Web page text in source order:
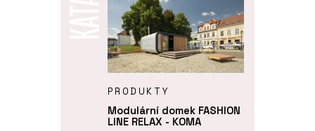
PRODUKTY
Modulární domek FASHION
LINE RELAX - KOMA